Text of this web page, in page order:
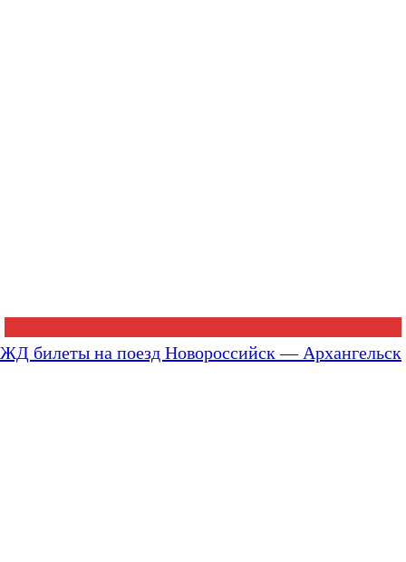
ЖД билеты на поезд Новороссийск — Архангельск